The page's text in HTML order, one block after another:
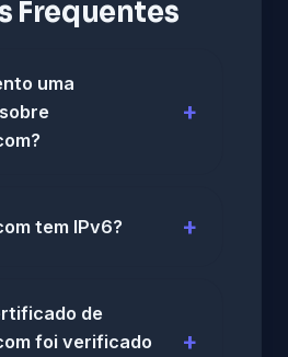
Frequentes
uma
tem IPv6?
de
foi verificado